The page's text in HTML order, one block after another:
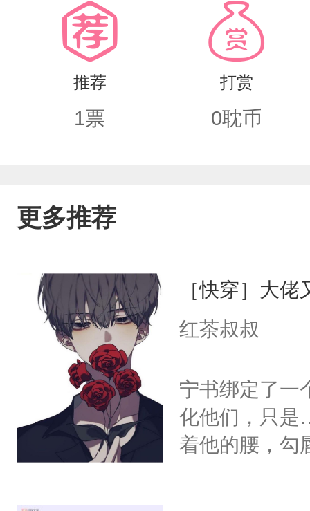
推荐
1票
打赏
0耽币
更多推荐
［快穿］大
红茶叔叔
宁书绑定了一
化他们，只是
着他的腰，勾